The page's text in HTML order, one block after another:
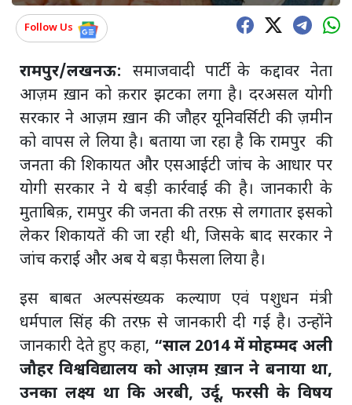
Follow Us
रामपुर/लखनऊ: समाजवादी पार्टी के कद्दावर नेता
आज़म ख़ान को क़रार झटका लगा है। दरअसल योगी
सरकार ने आज़म ख़ान की जौहर यूनिवर्सिटी की ज़मीन
को वापस ले लिया है। बताया जा रहा है कि रामपुर की
जनता की शिकायत और एसआईटी जांच के आधार पर
योगी सरकार ने ये बड़ी कार्रवाई की है। जानकारी के
मुताबिक़, रामपुर की जनता की तरफ़ से लगातार इसको
लेकर शिकायतें की जा रही थी, जिसके बाद सरकार ने
जांच कराई और अब ये बड़ा फैसला लिया है।
इस बाबत अल्पसंख्यक कल्याण एवं पशुधन मंत्री
धर्मपाल सिंह की तरफ़ से जानकारी दी गई है। उन्होंने
जानकारी देते हुए कहा, “साल 2014 में मोहम्मद अली
जौहर विश्वविद्यालय को आज़म ख़ान ने बनाया था,
उनका लक्ष्य था कि अरबी, उर्दू, फरसी के विषय